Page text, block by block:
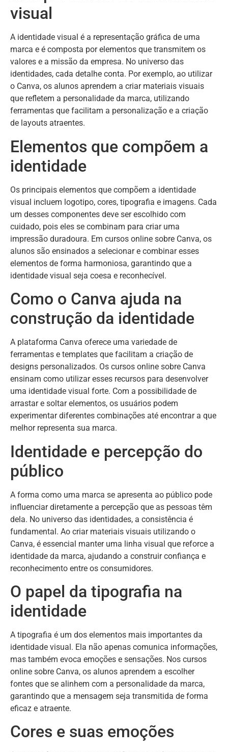
visual
A identidade visual é a representação gráfica de uma
marca e é composta por elementos que transmitem os
valores e a missão da empresa. No universo das
identidades, cada detalhe conta. Por exemplo, ao utilizar
o Canva, os alunos aprendem a criar materiais visuais
que refletem a personalidade da marca, utilizando
ferramentas que facilitam a personalização e a criação
de layouts atraentes.
Elementos que compõem a
identidade
Os principais elementos que compõem a identidade
visual incluem logotipo, cores, tipografia e imagens. Cada
um desses componentes deve ser escolhido com
cuidado, pois eles se combinam para criar uma
impressão duradoura. Em cursos online sobre Canva, os
alunos são ensinados a selecionar e combinar esses
elementos de forma harmoniosa, garantindo que a
identidade visual seja coesa e reconhecível.
Como o Canva ajuda na
construção da identidade
A plataforma Canva oferece uma variedade de
ferramentas e templates que facilitam a criação de
designs personalizados. Os cursos online sobre Canva
ensinam como utilizar esses recursos para desenvolver
uma identidade visual forte. Com a possibilidade de
arrastar e soltar elementos, os usuários podem
experimentar diferentes combinações até encontrar a que
melhor representa sua marca.
Identidade e percepção do
público
A forma como uma marca se apresenta ao público pode
influenciar diretamente a percepção que as pessoas têm
dela. No universo das identidades, a consistência é
fundamental. Ao criar materiais visuais utilizando o
Canva, é essencial manter uma linha visual que reforce a
identidade da marca, ajudando a construir confiança e
reconhecimento entre os consumidores.
O papel da tipografia na
identidade
A tipografia é um dos elementos mais importantes da
identidade visual. Ela não apenas comunica informações,
mas também evoca emoções e sensações. Nos cursos
online sobre Canva, os alunos aprendem a escolher
fontes que se alinhem com a personalidade da marca,
garantindo que a mensagem seja transmitida de forma
eficaz e atraente.
Cores e suas emoções